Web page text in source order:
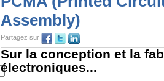
Assembly)
Partagez sur
Sur la conception et la
électroniques...